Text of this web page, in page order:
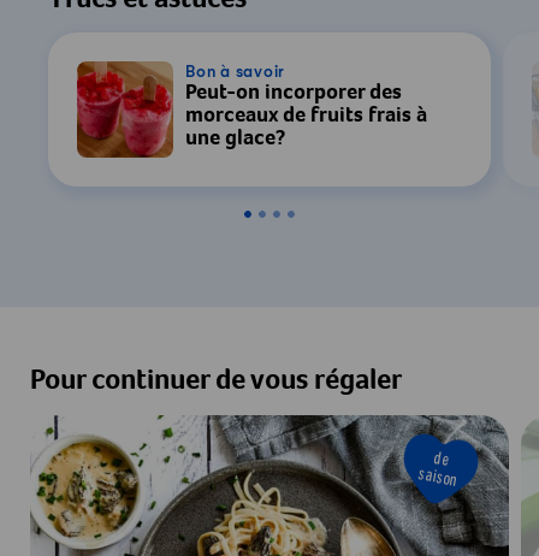
Bon à savoir
Peut-on incorporer des
morceaux de fruits frais à
une glace?
Pour continuer de vous régaler
de
saison